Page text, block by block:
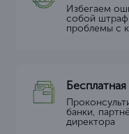
Избегаем
собой
проблемы с
банки,
директора